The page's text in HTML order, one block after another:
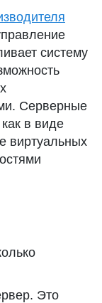
систему
Серверные
в виде
виртуальных
Это